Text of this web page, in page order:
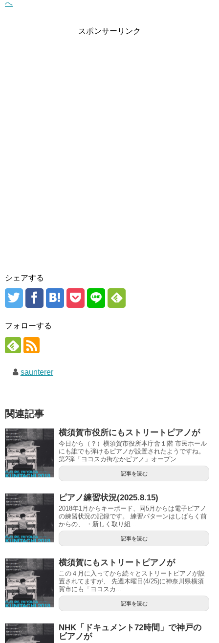
スポンサーリンク
シェアする
フォローする
saunterer
関連記事
横須賀市役所にもストリートピアノが
今日から（？）横須賀市役所本庁舎１階 市民ホール
にも誰でも弾けるピアノが設置されたようですね。
第2弾「ヨコスカ街なかピアノ」オープン...
記事を読む
ピアノ練習状況(2025.8.15)
2018年1月からキーボード、同5月からは電子ピアノ
の練習状況の記録です。 練習パターンはしばらく前
からの、 ・新しく取り組...
記事を読む
横須賀にもストリートピアノが
この４月に入ってから続々とストリートピアノが設
置されてますが、 先週木曜日(4/25)に神奈川県横須
賀市にも「ヨコスカ...
記事を読む
NHK「ドキュメント72時間」で神戸の
ピアノが